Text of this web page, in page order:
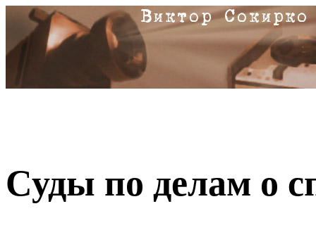
Суды по делам о